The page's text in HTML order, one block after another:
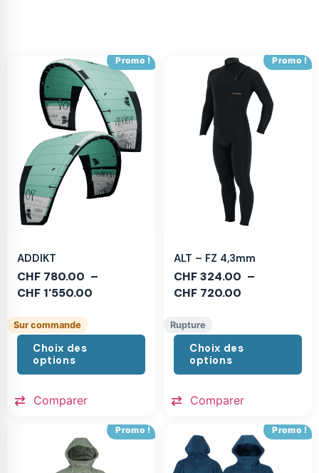
Promo !
ADDIKT
CHF 780.00 –
CHF 1'550.00
Sur commande
Choix des
options
Comparer
Promo !
ALT – FZ 4,3mm
CHF324.00 –
CHF 720.00
Rupture
Choix des
options
Comparer
Promo ! Promo !